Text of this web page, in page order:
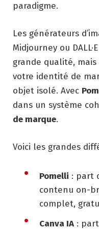
paradigme.
Les générateurs
Midjourney ou
grande qualité, mais
votre identité de
objet isolé. Avec
dans un système
de marque.
Voici les grandes
Pomelli : part
contenu on-
complet,
Canva IA :